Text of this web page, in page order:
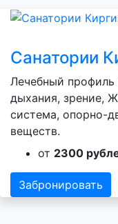
Санатории
Лечебный профиль
дыхания, зрение,
система, опорно-
веществ.
от 2300
Забронировать